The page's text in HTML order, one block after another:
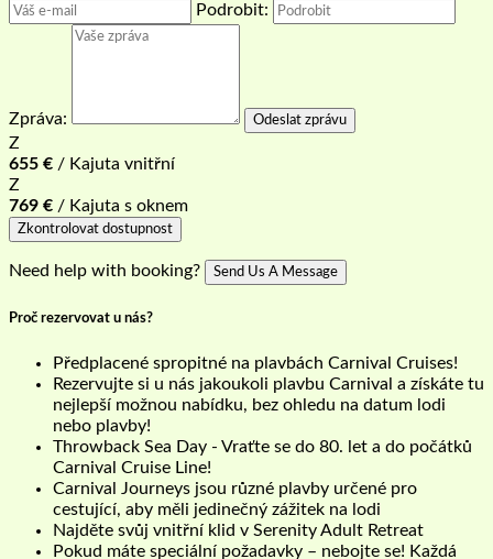
Podrobit:
Zpráva: Odeslat zprávu
Z
655 € / Kajuta vnitřní
Z
769 € / Kajuta s oknem
Zkontrolovat dostupnost
Need help with booking? Send Us A Message
Proč rezervovat u nás?
Předplacené spropitné na plavbách Carnival Cruises!
Rezervujte si u nás jakoukoli plavbu Carnival a získáte tu
nejlepší možnou nabídku, bez ohledu na datum lodi
nebo plavby!
Throwback Sea Day - Vraťte se do 80. let a do počátků
Carnival Cruise Line!
Carnival Journeys jsou různé plavby určené pro
cestující, aby měli jedinečný zážitek na lodi
Najděte svůj vnitřní klid v Serenity Adult Retreat
Pokud máte speciální požadavky – nebojte se! Každá